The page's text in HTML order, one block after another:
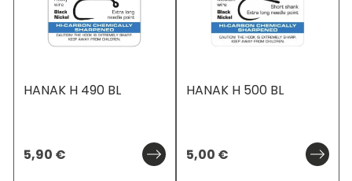
HANAK H 490 BL
5,90 €
HANAK H 500 BL
5,00 €